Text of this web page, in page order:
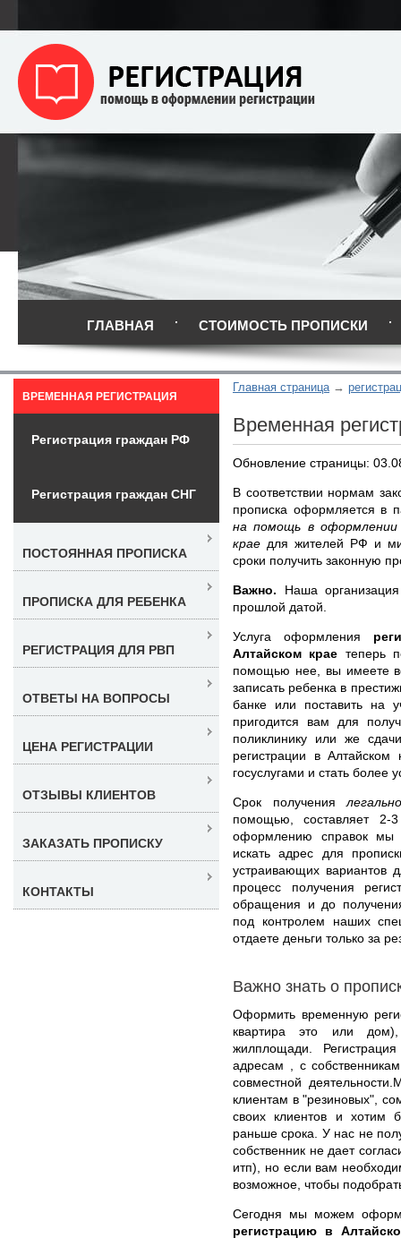
ГЛАВНАЯ СТОИМОСТЬ ПРОПИСКИ
Главная страница
Временная
Обновление страницы:
В соответствии нормам
прописка оформляется в
на помощь в оформлении
крае для жителей РФ и
сроки получить законную
Важно. Наша
прошлой датой.
Услуга оформления
Алтайском крае теперь
помощью нее, вы имеете
записать ребенка в
банке или поставить на
пригодится вам для
поликлинику или же
регистрации в
госуслугами и стать более
Срок получения
помощью, составляет
оформлению справок
искать адрес для
устраивающих вариантов
процесс получения
обращения и до
под контролем наших
отдаете деньги только за
Важно знать о
Оформить временную
квартира это или
жилплощади.
адресам , с
совместной
клиентам в "резиновых",
своих клиентов и хотим
раньше срока. У нас не
собственник не дает
итп), но если вам
возможное, чтобы
Сегодня мы можем
регистрацию в
ВРЕМЕННАЯ РЕГИСТРАЦИЯ
Регистрация граждан РФ
Регистрация граждан СНГ
ПОСТОЯННАЯ ПРОПИСКА
ПРОПИСКА ДЛЯ РЕБЕНКА
РЕГИСТРАЦИЯ ДЛЯ РВП
ОТВЕТЫ НА ВОПРОСЫ
ЦЕНА РЕГИСТРАЦИИ
ОТЗЫВЫ КЛИЕНТОВ
ЗАКАЗАТЬ ПРОПИСКУ
КОНТАКТЫ